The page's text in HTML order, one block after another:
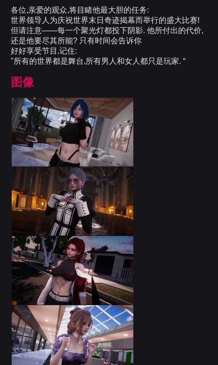
各位,亲爱的观众,将目睹他最大胆的任务:
世界领导人为庆祝世界末日奇迹揭幕而举行的盛大比赛!
但请注意——每一个聚光灯都投下阴影. 他所付出的代价,
还是他要尽其所能? 只有时间会告诉你
好好享受节目,记住:
"所有的世界都是舞台,所有男人和女人都只是玩家. “
图像